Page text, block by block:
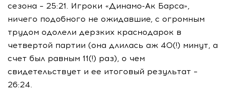
сезона – 25:21. Игроки «Динамо-Ак Барса»,
ничего подобного не ожидавшие, с огромным
трудом одолели дерзких краснодарок в
четвертой партии (она длилась аж 40(!) минут, а
счет был равным 11(!) раз), о чем
свидетельствует и ее итоговый результат –
26:24.